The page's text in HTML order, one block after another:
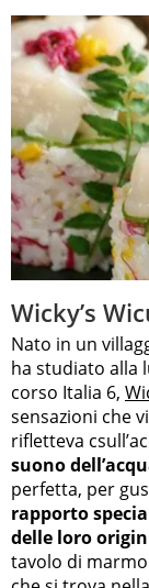
Wicky’s
Nato in un
ha studiato alla
corso Italia 6,
sensazioni che
rifletteva
suono
perfetta, per
rapporto
delle loro
tavolo di